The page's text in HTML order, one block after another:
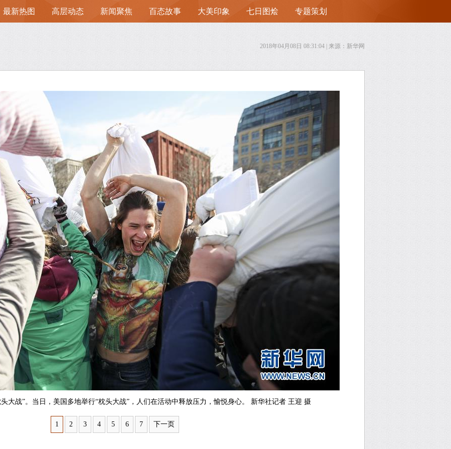
最新热图 高层动态 新闻聚焦 百态故事 大美印象 七日图烩 专题策划
2018年04月08日 08:31:04 | 来源：新华网
战”。当日，美国多地举行“枕头大战”，人们在活动中释放压力，愉悦身心。 新华社记者 王迎 摄
1 2 3 4 5 6 7 下一页